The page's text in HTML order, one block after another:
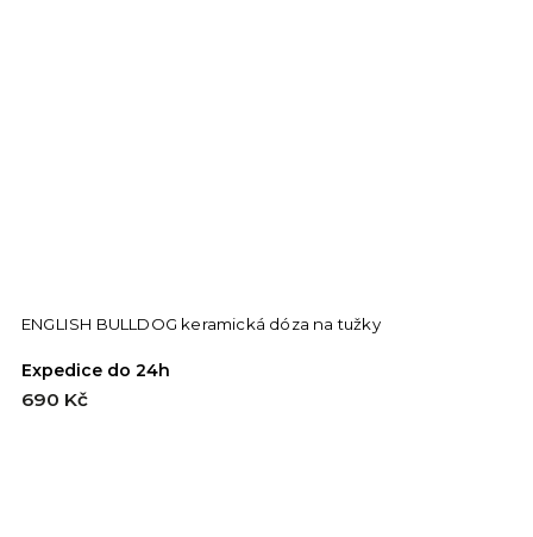
ENGLISH BULLDOG keramická dóza na tužky
Expedice do 24h
690 Kč